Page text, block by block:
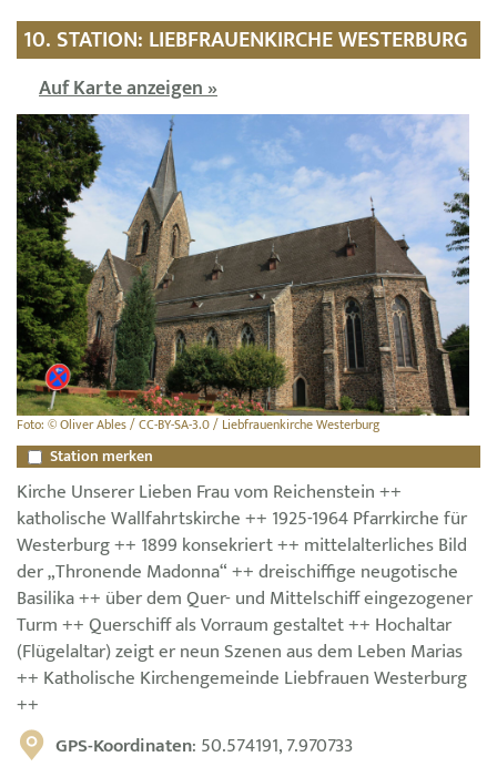
10. STATION: LIEBFRAUENKIRCHE WESTERBURG
Auf Karte anzeigen »
Foto: © Oliver Ables / CC-BY-SA-3.0 / Liebfrauenkirche Westerburg
Station merken
Kirche Unserer Lieben Frau vom Reichenstein ++
katholische Wallfahrtskirche ++ 1925-1964 Pfarrkirche für
Westerburg ++ 1899 konsekriert ++ mittelalterliches Bild
der „Thronende Madonna“ ++ dreischiffige neugotische
Basilika ++ über dem Quer- und Mittelschiff eingezogener
Turm ++ Querschiff als Vorraum gestaltet ++ Hochaltar
(Flügelaltar) zeigt er neun Szenen aus dem Leben Marias
++ Katholische Kirchengemeinde Liebfrauen Westerburg
++
GPS-Koordinaten: 50.574191, 7.970733